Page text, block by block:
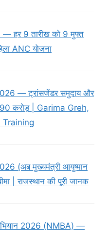
हर 9 तारीख को 9 मुफ्त
ANC योजना
— ट्रांसजेंडर समुदाय और
करोड़ | Garima Greh,
Training
(अब मुख्यमंत्री आयुष्मान
| राजस्थान की पूरी जानक
2026 (NMBA) —